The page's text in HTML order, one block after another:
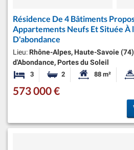
Résidence De 4 Bâtiments
Appartements Neufs Et Située À
D'abondance
Lieu: Rhône-Alpes, Haute-Savoie
d'Abondance, Portes du Soleil
3 Chambres
2 Salles de bains
Surface
88 m²
573 000 €